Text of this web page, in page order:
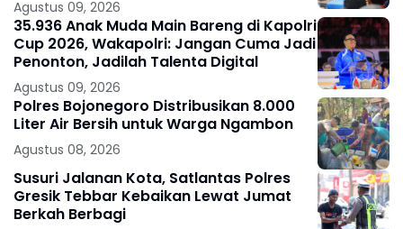
Agustus 09, 2026
35.936 Anak Muda Main Bareng di Kapolri
Cup 2026, Wakapolri: Jangan Cuma Jadi
Penonton, Jadilah Talenta Digital
Agustus 09, 2026
Polres Bojonegoro Distribusikan 8.000
Liter Air Bersih untuk Warga Ngambon
Agustus 08, 2026
Susuri Jalanan Kota, Satlantas Polres
Gresik Tebbar Kebaikan Lewat Jumat
Berkah Berbagi